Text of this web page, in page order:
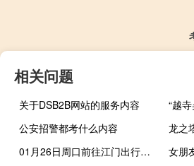
相关问题
关于DSB2B网站的服务内容
“越
公安招警都考什么内容
龙之
01月26日周口前往江门出行防疫政策查询-从周口出发到江门的防疫政策
女朋